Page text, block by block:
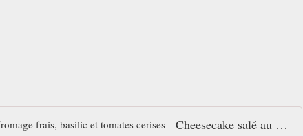
Cheesecake salé au fromage frais, basilic et tomates cerises